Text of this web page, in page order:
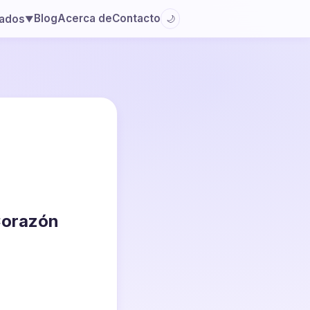
▼BlogAcerca deContacto 🌙